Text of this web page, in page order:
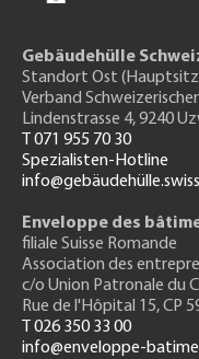
Gebäudehülle
Standort Ost
Verband
Lindenstrasse 4, 9240
T 071 955 70 30
Spezialisten-Hotline
info@gebäudehülle.swiss
Enveloppe des
filiale Suisse Romande
Association des
c/o Union Patronale du
Rue de l'Hôpital 15, CP
T 026 350 33 00
info@enveloppe-